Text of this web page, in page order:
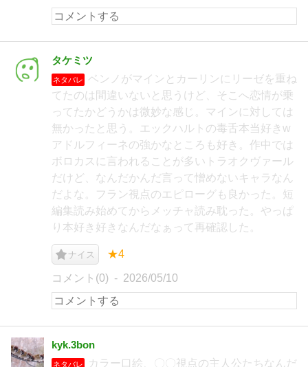
タケミツ
ネタバレ
ベンノがマインとカーリンにリーゼを重ね
てたのは間違いないと思うけど、そこへ恋情が乗
ってたかどうかは微妙な感じ。マインに対しては
無かったと思う。エックハルトの毒舌本当好きw
アドルフィーネの強かなところも好き。作中では
ボロカスに言われることが多いトラオクヴァール
だけど、なんだかんだ言って憎めないキャラなん
だよな。フラン視点のエピローグも良かった。短
編集読み始めてからメッチャ読み耽った。やっぱ
り本好き好きなんだなぁって再確認した。
ナイス ★4
コメント(0) 2026/05/10
kyk.3bon
ネタバレ
カラー口絵、〇〇視点の主人公たちなんだ